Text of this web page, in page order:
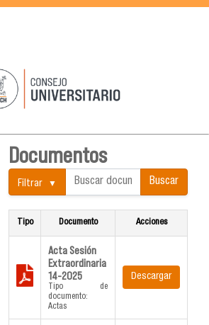
Documentos
Filtrar
Buscar
documentos:
Tipo Documento Acciones
Acta Sesión
Extraordinaria
14-2025
Tipo de
documento:
Actas
Descargar